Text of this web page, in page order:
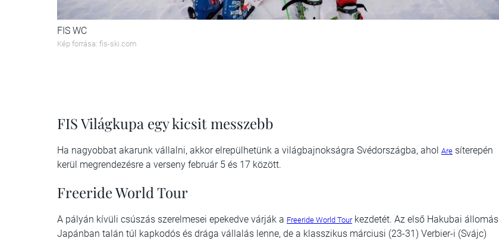
FIS WC
Kép forrása: fis-ski.com
FIS Világkupa egy kicsit messzebb
Ha nagyobbat akarunk vállalni, akkor elrepülhetünk a világbajnokságra Svédországba, ahol Are síterepén
kerül megrendezésre a verseny február 5 és 17 között.
Freeride World Tour
A pályán kívüli csúszás szerelmesei epekedve várják a Freeride World Tourkezdetét. Az első Hakubai állomás
Japánban talán túl kapkodós és drága vállalás lenne, de a klasszikus márciusi (23-31) Verbier-i (Svájc)